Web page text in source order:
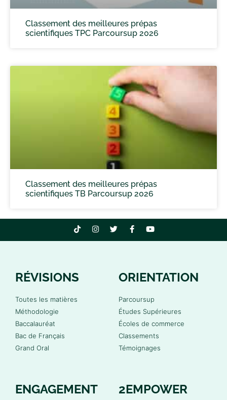
Classement des meilleures prépas
scientifiques TPC Parcoursup 2026
Classement des meilleures prépas
scientifiques TB Parcoursup 2026
RÉVISIONS
Toutes les matières
Méthodologie
Baccalauréat
Bac de Français
Grand Oral
ORIENTATION
Parcoursup
Études Supérieures
Écoles de commerce
Classements
Témoignages
ENGAGEMENT 2EMPOWER